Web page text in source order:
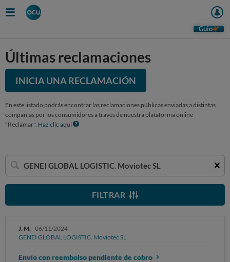
Guio
Últimas reclamaciones
INICIA UNA RECLAMACIÓN
En este listado podrás encontrar las reclamaciones públicas enviadas a distintas
compañías por los consumidores a través de nuestra plataforma online
"Reclamar". Haz clic aquí
Buscar
una
empresa
FILTRAR
J. M. 06/11/2024
GENEI GLOBAL LOGISTIC. Moviotec SL
Envío con reembolso pendiente de cobro